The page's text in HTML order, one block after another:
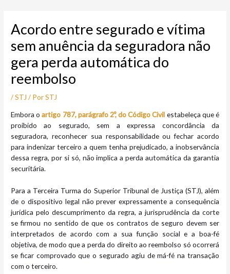
conteúdo
Acordo entre segurado e vítima
sem anuência da seguradora não
gera perda automática do
reembolso
/STJ / PorSTJ
Embora oartigo 787, parágrafo 2º, do Código Civil estabeleça que é
proibido ao segurado, sem a expressa concordância da
seguradora, reconhecer sua responsabilidade ou fechar acordo
para indenizar terceiro a quem tenha prejudicado, a inobservância
dessa regra, por si só, não implica a perda automática da garantia
securitária.
Para a Terceira Turma do Superior Tribunal de Justiça (STJ), além
de o dispositivo legal não prever expressamente a consequência
jurídica pelo descumprimento da regra, a jurisprudência da corte
se firmou no sentido de que os contratos de seguro devem ser
interpretados de acordo com a sua função social e a boa-fé
objetiva, de modo que a perda do direito ao reembolso só ocorrerá
se ficar comprovado que o segurado agiu de má-fé na transação
com o terceiro.